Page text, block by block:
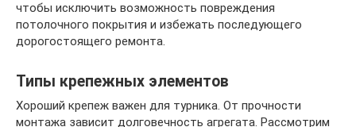
чтобы исключить возможность повреждения
потолочного покрытия и избежать последующего
дорогостоящего ремонта.
Типы крепежных элементов
Хороший крепеж важен для турника. От прочности
монтажа зависит долговечность агрегата. Рассмотрим